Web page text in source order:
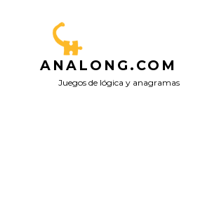
ANALONG.COM
Juegos de lógica y anagramas